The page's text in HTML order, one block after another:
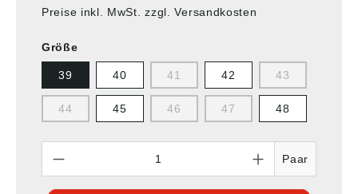
Preise inkl. MwSt. zzgl. Versandkosten
Größe
39 40 41 42 43
44 45 46 47 48
Paar